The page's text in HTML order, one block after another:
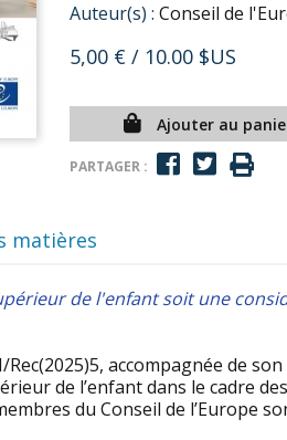
Auteur(s) : Conseil de
5,00 € / 10.00 $US
Ajouter au
PARTAGER :
matières
de l'enfant soit une
Rec(2025)5, accompagnée de
de l’enfant dans le cadre
du Conseil de l’Europe